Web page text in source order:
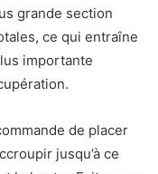
grande section
ce qui entraîne
importante
de placer
jusqu’à ce